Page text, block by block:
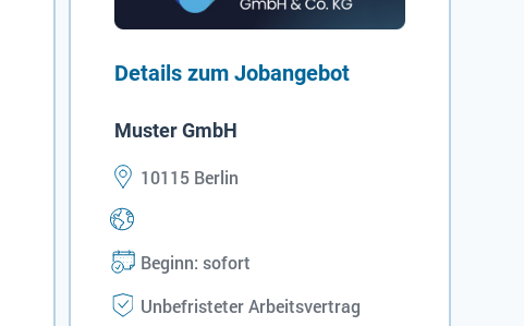
Details zum Jobangebot
Muster GmbH
10115 Berlin
Beginn: sofort
Unbefristeter Arbeitsvertrag